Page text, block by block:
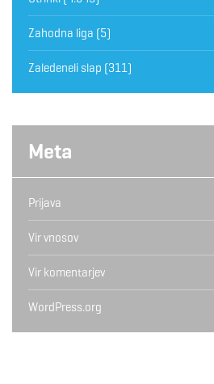
Zahodna liga (5)
Zaledeneli slap (311)
Meta
Prijava
Vir vnosov
Vir komentarjev
WordPress.org